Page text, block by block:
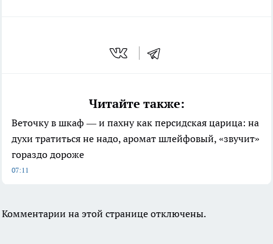
Читайте также:
Веточку в шкаф — и пахну как персидская царица: на
духи тратиться не надо, аромат шлейфовый, «звучит»
гораздо дороже
07:11
Комментарии на этой странице отключены.